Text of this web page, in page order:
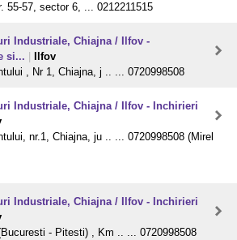
55-57, sector 6, ... 0212211515
Industriale, Chiajna / Ilfov -
si...
Ilfov
, Nr 1, Chiajna, j .. ... 0720998508
Industriale, Chiajna / Ilfov - Inchirieri
nr.1, Chiajna, ju .. ... 0720998508 (Mirel
Industriale, Chiajna / Ilfov - Inchirieri
- Pitesti) , Km .. ... 0720998508